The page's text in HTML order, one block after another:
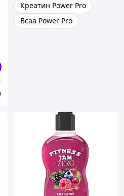
Креатин Power Pro
Bcaa Power Pro